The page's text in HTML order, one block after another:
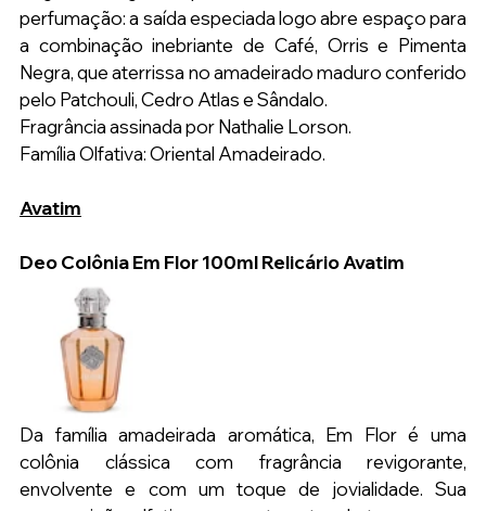
perfumação: a saída especiada logo abre espaço para
a combinação inebriante de Café, Orris e Pimenta
Negra, que aterrissa no amadeirado maduro conferido
pelo Patchouli, Cedro Atlas e Sândalo.
Fragrância assinada por Nathalie Lorson.
Família Olfativa: Oriental Amadeirado.
Avatim
Deo Colônia Em Flor 100ml Relicário Avatim
Da família amadeirada aromática, Em Flor é uma
colônia clássica com fragrância revigorante,
envolvente e com um toque de jovialidade. Sua